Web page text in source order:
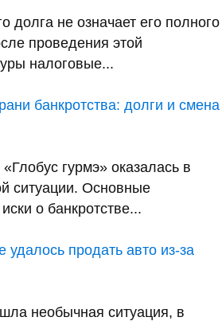
долга не означает его полного
проведения этой
налоговые...
банкротства: долги и смена
гурмэ» оказалась в
ситуации. Основные
о банкротстве...
удалось продать авто из-за
необычная ситуация, в